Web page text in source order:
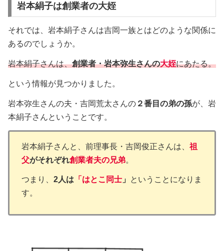
岩本絹子は創業者の大姪
それでは、岩本絹子さんは吉岡一族とはどのような関係に
あるのでしょうか。
岩本絹子さんは、創業者・岩本弥生さんの大姪にあたる。
という情報が見つかりました。
岩本弥生さんの夫・吉岡荒太さんの ２番目の弟の孫が、岩
本絹子さんということです。
岩本絹子さんと、前理事長・吉岡俊正さんは、 祖
父がそれぞれ創業者夫の兄弟。
つまり、 2人は 「 はとこ同士 」
ということになりま
す。